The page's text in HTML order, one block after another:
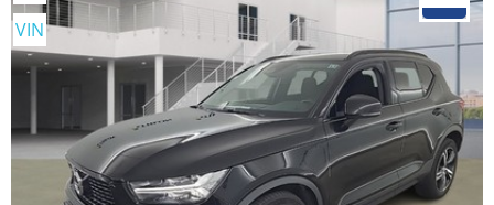
VIN